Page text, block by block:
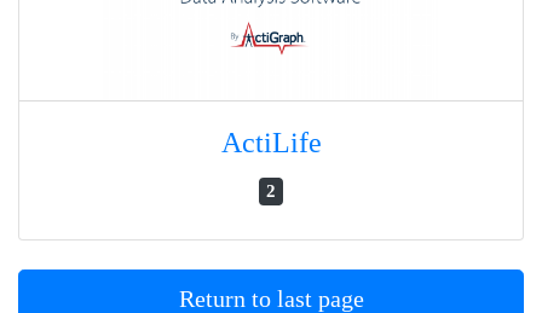
ActiLife
2
Return to last page